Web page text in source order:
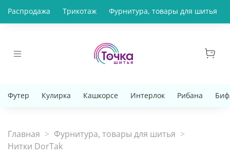
Распродажа Трикотаж Фурнитура, товары для шитья
Футер Кулирка Кашкорсе Интерлок Рибана
Главная
Фурнитура, товары для шитья
Нитки DorTak